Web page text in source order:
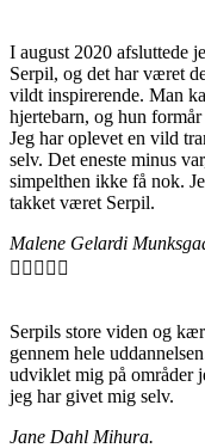
I august 2020 afsluttede
Serpil, og det har været
vildt inspirerende. Man
hjertebarn, og hun
Jeg har oplevet en vild
selv. Det eneste minus
simpelthen ikke få nok.
takket været Serpil.
Malene Gelardi
    
Serpils store viden og
gennem hele
udviklet mig på områder
jeg har givet mig selv.
Jane Dahl Mihura.